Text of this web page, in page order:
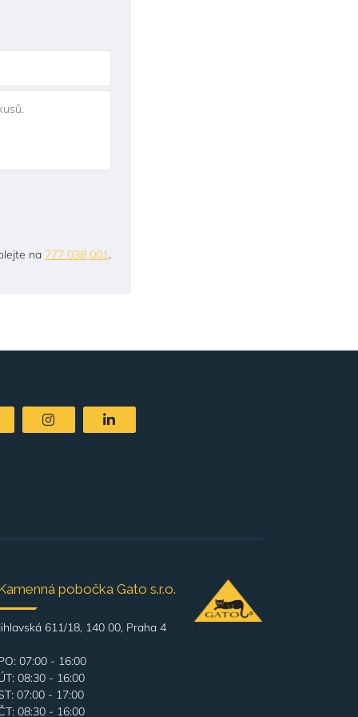
na 777 038 001.
pobočka Gato s.r.o.
611/18, 140 00, Praha 4
07:00 - 16:00
08:30 - 16:00
07:00 - 17:00
08:30 - 16:00